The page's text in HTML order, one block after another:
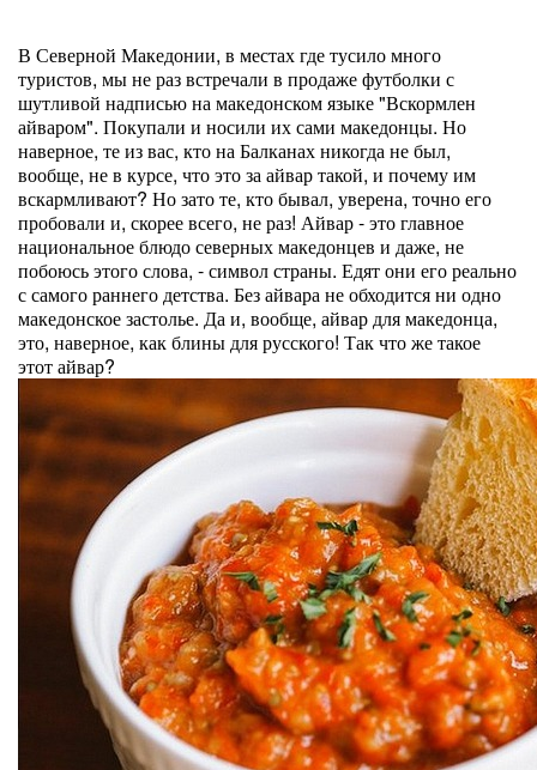
В Северной Македонии, в местах где тусило много
туристов, мы не раз встречали в продаже футболки с
шутливой надписью на македонском языке "Вскормлен
айваром". Покупали и носили их сами македонцы. Но
наверное, те из вас, кто на Балканах никогда не был,
вообще, не в курсе, что это за айвар такой, и почему им
вскармливают? Но зато те, кто бывал, уверена, точно его
пробовали и, скорее всего, не раз! Айвар - это главное
национальное блюдо северных македонцев и даже, не
побоюсь этого слова, - символ страны. Едят они его реально
с самого раннего детства. Без айвара не обходится ни одно
македонское застолье. Да и, вообще, айвар для македонца,
это, наверное, как блины для русского! Так что же такое
этот айвар?